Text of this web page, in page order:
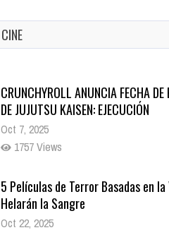
CINE
CRUNCHYROLL ANUNCIA FECHA DE
DE JUJUTSU KAISEN: EJECUCIÓN
Oct 7, 2025
1757 Views
5 Películas de Terror Basadas en
Helarán la Sangre
Oct 22, 2025